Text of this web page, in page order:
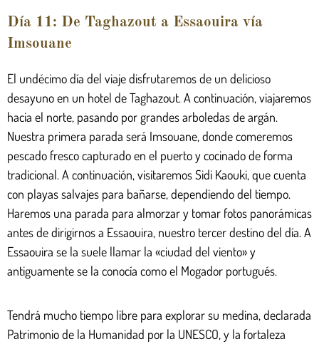
Día 11: De Taghazout a Essaouira vía
Imsouane
El undécimo día del viaje disfrutaremos de un delicioso
desayuno en un hotel de Taghazout. A continuación, viajaremos
hacia el norte, pasando por grandes arboledas de argán.
Nuestra primera parada será Imsouane, donde comeremos
pescado fresco capturado en el puerto y cocinado de forma
tradicional. A continuación, visitaremos Sidi Kaouki, que cuenta
con playas salvajes para bañarse, dependiendo del tiempo.
Haremos una parada para almorzar y tomar fotos panorámicas
antes de dirigirnos a Essaouira, nuestro tercer destino del día. A
Essaouira se la suele llamar la «ciudad del viento» y
antiguamente se la conocía como el Mogador portugués.
Tendrá mucho tiempo libre para explorar su medina, declarada
Patrimonio de la Humanidad por la UNESCO, y la fortaleza